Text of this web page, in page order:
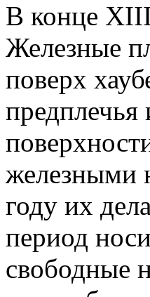
В конце ХIII
Железные
поверх
железными
году их
период
свободные